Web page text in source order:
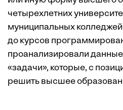
четырехлетних
муниципальных
до курсов
проанализировали
«задачи», которые, с
решить высшее